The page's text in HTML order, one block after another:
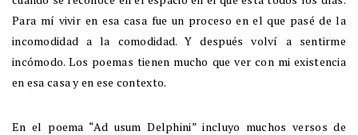
Para mí vivir en esa casa fue un proceso en el que pasé de la
incomodidad a la comodidad. Y después volví a sentirme
incómodo. Los poemas tienen mucho que ver con mi existencia
en esa casa y en ese contexto.
En el poema “Ad usum Delphini” incluyo muchos versos de